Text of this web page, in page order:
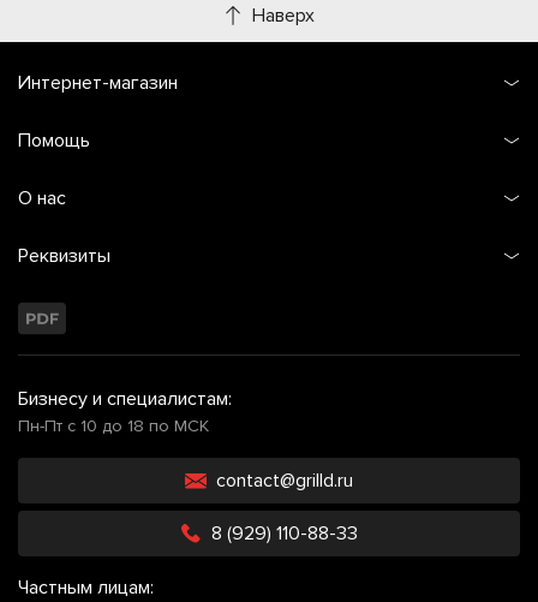
Наверх
Интернет-магазин
Помощь
О нас
Реквизиты
Бизнесу и специалистам:
Пн-Пт с 10 до 18 по МСК
contact@grilld.ru
8 (929) 110-88-33
Частным лицам: